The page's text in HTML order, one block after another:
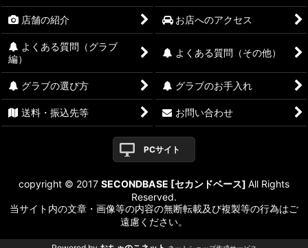
店舗の紹介 お店へのアクセス
よくある質問（グラブ
編）
よくある質問（その他）
グラブの選び方 グラブのお手入れ
送料・振込先等 お問い合わせ
PCサイト
copyright © 2017 SECONDBASE [セカンドベース] All Rights
Reserved.
当サイト内の文章・画像等の内容の無断転載及び複製等の行為はご
遠慮ください。